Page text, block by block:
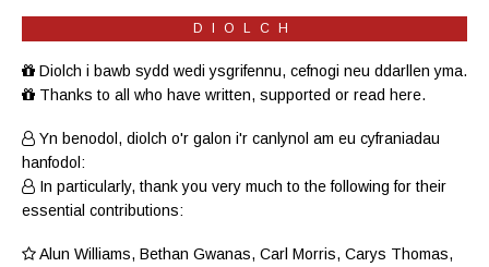
DIOLCH
Diolch i bawb sydd wedi ysgrifennu, cefnogi neu ddarllen yma.
Thanks to all who have written, supported or read here.
Yn benodol, diolch o'r galon i'r canlynol am eu cyfraniadau
hanfodol:
In particularly, thank you very much to the following for their
essential contributions:
Alun Williams, Bethan Gwanas, Carl Morris, Carys Thomas,